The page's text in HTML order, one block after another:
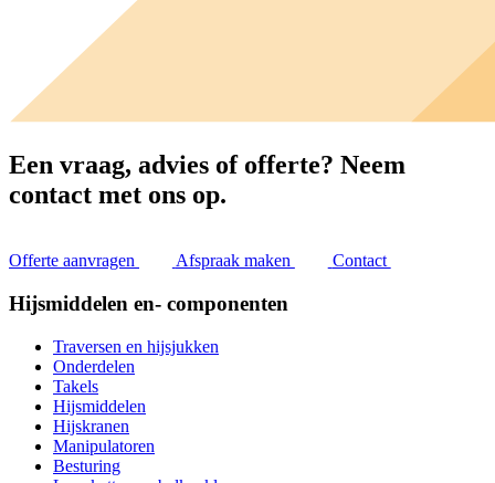
Een vraag, advies of offerte? Neem
contact met ons op.
Offerte aanvragen Afspraak maken Contact
Hijsmiddelen en- componenten
Traversen en hijsjukken
Onderdelen
Takels
Hijsmiddelen
Hijskranen
Manipulatoren
Besturing